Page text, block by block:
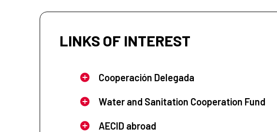
LINKS OF INTEREST
Cooperación Delegada
Water and Sanitation Cooperation Fund
AECID abroad